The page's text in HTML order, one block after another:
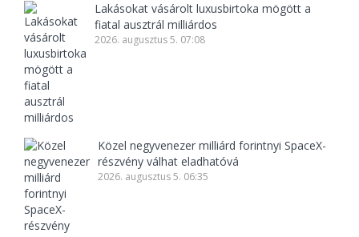
Lakásokat vásárolt luxusbirtoka mögött a
fiatal ausztrál milliárdos
2026. augusztus 5. 07:08
Közel negyvenezer milliárd forintnyi SpaceX-
részvény válhat eladhatóvá
2026. augusztus 5. 06:35